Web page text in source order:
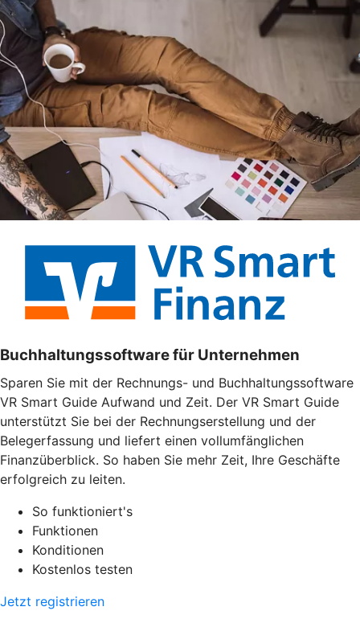
Buchhaltungssoftware für Unternehmen
Sparen Sie mit der Rechnungs- und Buchhaltungssoftware
VR Smart Guide Aufwand und Zeit. Der VR Smart Guide
unterstützt Sie bei der Rechnungserstellung und der
Belegerfassung und liefert einen vollumfänglichen
Finanzüberblick. So haben Sie mehr Zeit, Ihre Geschäfte
erfolgreich zu leiten.
So funktioniert's
Funktionen
Konditionen
Kostenlos testen
Jetzt registrieren